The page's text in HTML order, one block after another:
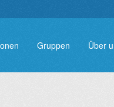
Gruppen Über